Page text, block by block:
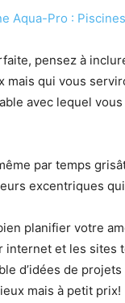
Aqua-Pro :
pensez à
mais qui vous
avec lequel
par temps
excentriques
planifier votre
internet et les sites
d’idées de
mais à petit prix!